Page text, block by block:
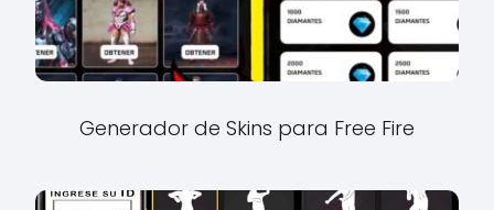
Generador de Skins para Free Fire